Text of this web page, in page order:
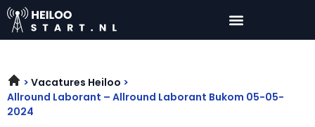
Vacatures Heiloo
Allround Laborant – Allround Laborant Bukom 05-05-
2024